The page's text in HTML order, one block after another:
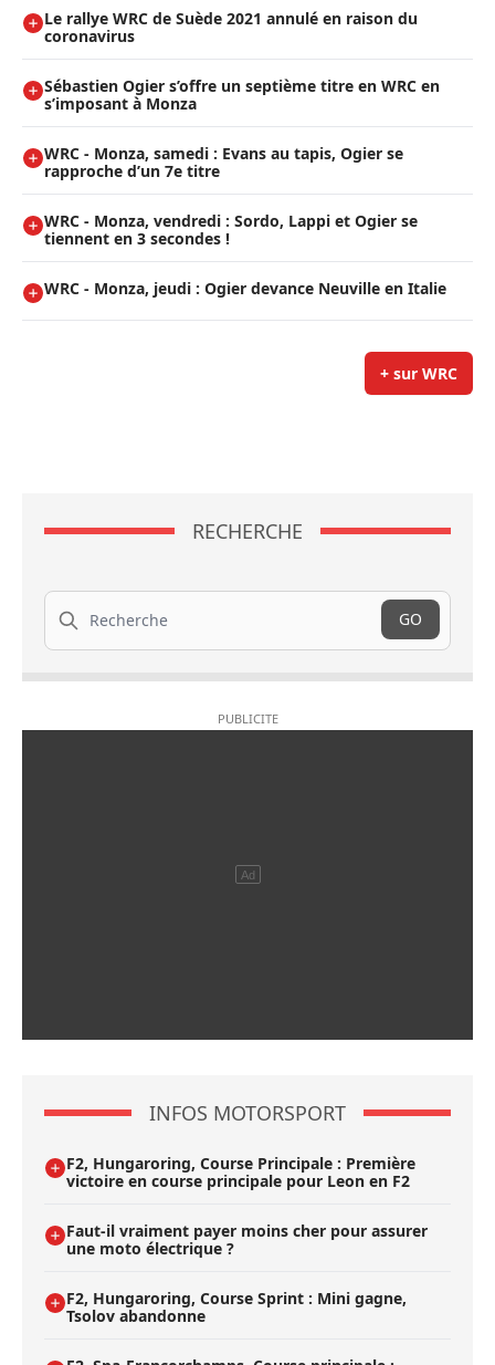
Le rallye WRC de Suède 2021 annulé en raison du
coronavirus
Sébastien Ogier s’offre un septième titre en WRC en
s’imposant à Monza
WRC - Monza, samedi : Evans au tapis, Ogier se
rapproche d’un 7e titre
WRC - Monza, vendredi : Sordo, Lappi et Ogier se
tiennent en 3 secondes !
WRC - Monza, jeudi : Ogier devance Neuville en Italie
+ sur WRC
RECHERCHE
Recherche
GO
INFOS MOTORSPORT
F2, Hungaroring, Course Principale : Première
victoire en course principale pour Leon en F2
Faut-il vraiment payer moins cher pour assurer
une moto électrique ?
F2, Hungaroring, Course Sprint : Mini gagne,
Tsolov abandonne